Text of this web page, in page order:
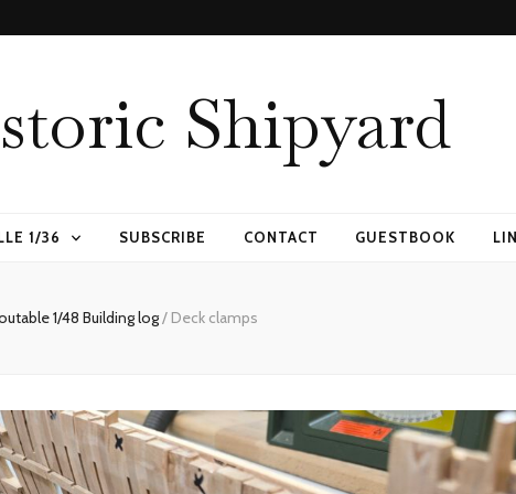
Shipyard
1/36 SUBSCRIBE CONTACT GUESTBOOK
1/48 Building log/ Deck clamps